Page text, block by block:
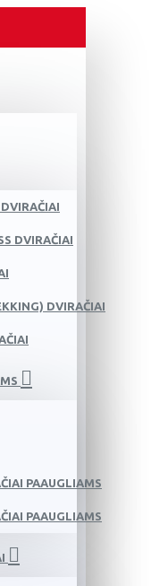
DVIRAČIAI
DVIRAČIAI
PAAUGLIAMS
PAAUGLIAMS